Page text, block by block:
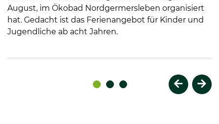
August, im Ökobad Nordgermersleben organisiert
hat. Gedacht ist das Ferienangebot für Kinder und
Jugendliche ab acht Jahren.